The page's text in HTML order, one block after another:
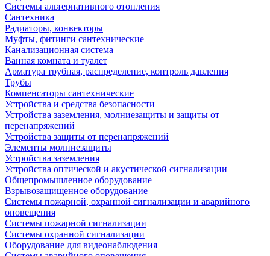
Системы альтернативного отопления
Сантехника
Радиаторы, конвекторы
Муфты, фитинги сантехнические
Канализационная система
Ванная комната и туалет
Арматура трубная, распределение, контроль давления
Трубы
Компенсаторы сантехнические
Устройства и средства безопасности
Устройства заземления, молниезащиты и защиты от
перенапряжений
Устройства защиты от перенапряжений
Элементы молниезащиты
Устройства заземления
Устройства оптической и акустической сигнализации
Общепромышленное оборудование
Взрывозащищенное оборудование
Системы пожарной, охранной сигнализации и аварийного
оповещения
Системы пожарной сигнализации
Системы охранной сигнализации
Оборудование для видеонаблюдения